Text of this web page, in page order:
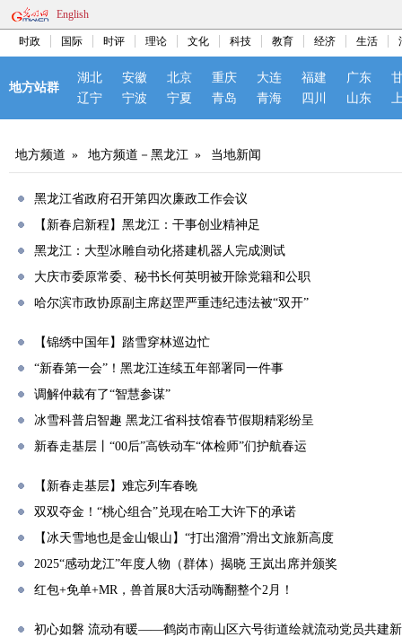
English
时政 国际 时评 理论 文化 科技 教育 经济 生活
地方站群
湖北 安徽 北京 重庆 大连 福建 广东
辽宁
宁波 宁夏 青岛 青海 四川 山东
地方频道 » 地方频道－黑龙江 » 当地新闻
黑龙江省政府召开第四次廉政工作会议
【新春启新程】黑龙江：干事创业精神足
黑龙江：大型冰雕自动化搭建机器人完成测试
大庆市委原常委、秘书长何英明被开除党籍和公职
哈尔滨市政协原副主席赵罡严重违纪违法被“双开”
【锦绣中国年】踏雪穿林巡边忙
“新春第一会”！黑龙江连续五年部署同一件事
调解仲裁有了“智慧参谋”
冰雪科普启智趣 黑龙江省科技馆春节假期精彩纷呈
新春走基层丨“00后”高铁动车“体检师”们护航春运
【新春走基层】难忘列车春晚
双双夺金！“桃心组合”兑现在哈工大许下的承诺
【冰天雪地也是金山银山】“打出溜滑”滑出文旅新高度
2025“感动龙江”年度人物（群体）揭晓 王岚出席并颁奖
红包+免单+MR，兽首展8大活动嗨翻整个2月！
初心如磐 流动有暖——鹤岗市南山区六号街道绘就流动党员共建